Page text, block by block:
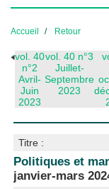
Accueil Retour
vol. 40
n°2
Avril-
Juin
2023
vol. 40 n°3
Juillet-
Septembre
2023
Titre :
Politiques et
janvier-mars